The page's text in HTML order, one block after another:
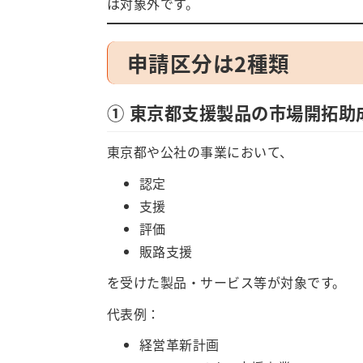
申請区分は2種類
① 東京都支援製品の市場開拓助
東京都や公社の事業において、
認定
支援
評価
販路支援
を受けた製品・サービス等が対象です。
代表例：
経営革新計画